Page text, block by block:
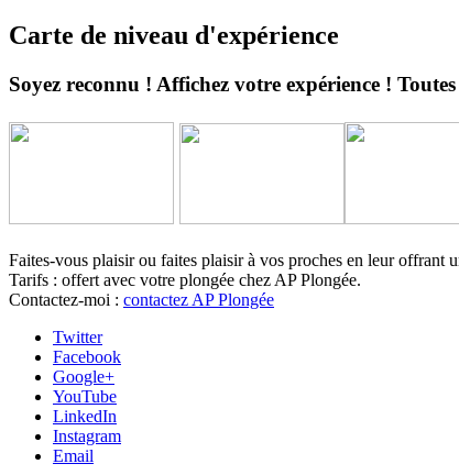
Carte de niveau d'expérience
Soyez reconnu ! Affichez votre expérience !
Faites-vous plaisir ou faites plaisir à vos proches en leur offrant
Tarifs : offert avec votre plongée chez AP Plongée.
Contactez-moi : contactez AP Plongée
Twitter
Facebook
Google+
YouTube
LinkedIn
Instagram
Email